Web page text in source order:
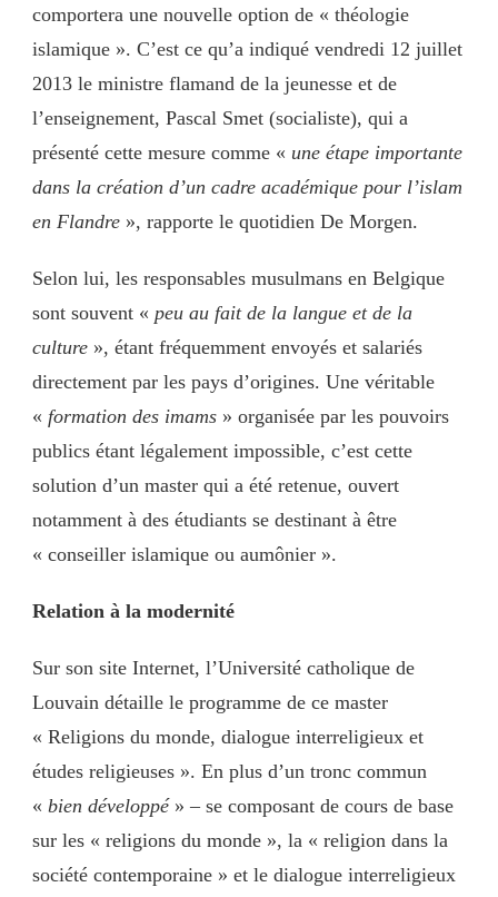
comportera une nouvelle option de « théologie
islamique ». C’est ce qu’a indiqué vendredi 12 juillet
2013 le ministre flamand de la jeunesse et de
l’enseignement, Pascal Smet (socialiste), qui a
présenté cette mesure comme « une étape importante
dans la création d’un cadre académique pour l’islam
en Flandre », rapporte le quotidien De Morgen.
Selon lui, les responsables musulmans en Belgique
sont souvent « peu au fait de la langue et de la
culture », étant fréquemment envoyés et salariés
directement par les pays d’origines. Une véritable
« formation des imams » organisée par les pouvoirs
publics étant légalement impossible, c’est cette
solution d’un master qui a été retenue, ouvert
notamment à des étudiants se destinant à être
« conseiller islamique ou aumônier ».
Relation à la modernité
Sur son site Internet, l’Université catholique de
Louvain détaille le programme de ce master
« Religions du monde, dialogue interreligieux et
études religieuses ». En plus d’un tronc commun
« bien développé » – se composant de cours de base
sur les « religions du monde », la « religion dans la
société contemporaine » et le dialogue interreligieux